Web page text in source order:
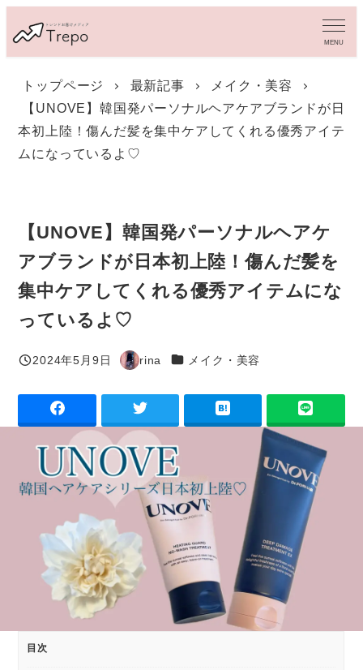
イ
MENU
トップページ 最新記事
メイク・美容
【UNOVE】韓国発パーソナルヘアケアブランドが日
本初上陸！傷んだ髪を集中ケアしてくれる優秀アイテ
ムになっているよ♡
【UNOVE】韓国発パーソナルヘアケ
アブランドが日本初上陸！傷んだ髪を
集中ケアしてくれる優秀アイテムにな
っているよ♡
投稿日
2024年5月9日
著
rina カテゴリー
メイク・美容
目次